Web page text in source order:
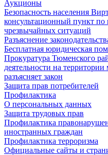
Аукционы
Безопасность населения
консультационный пункт по
чрезвычайных ситуаций
Разъяснение
Бесплатная юридическая
Прокуратура Тюменского
деятельности на
разъясняет закон
Защита прав потребителей
Профилактика
О персональных данных
Защита трудовых прав
Профилактика
иностранных граждан
Профилактика терроризма
Официальные сайты и